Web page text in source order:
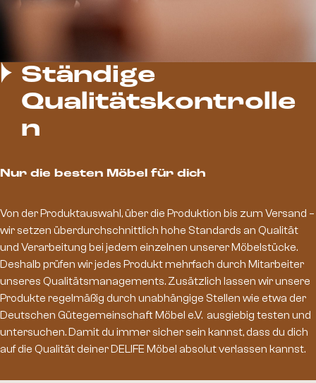
Ständige
Qualitätskontrolle
n
Nur die besten Möbel für dich
Von der Produktauswahl, über die Produktion bis zum Versand –
wir setzen überdurchschnittlich hohe Standards an Qualität
und Verarbeitung bei jedem einzelnen unserer Möbelstücke.
Deshalb prüfen wir jedes Produkt mehrfach durch Mitarbeiter
unseres Qualitätsmanagements. Zusätzlich lassen wir unsere
Produkte regelmäßig durch unabhängige Stellen wie etwa der
Deutschen Gütegemeinschaft Möbel e.V. ausgiebig testen und
untersuchen. Damit du immer sicher sein kannst, dass du dich
auf die Qualität deiner DELIFE Möbel absolut verlassen kannst.